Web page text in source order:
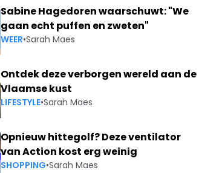
Sabine Hagedoren waarschuwt: "We
gaan echt puffen en zweten"
WEER•Sarah Maes
Ontdek deze verborgen wereld aan de
Vlaamse kust
LIFESTYLE•Sarah Maes
Opnieuw hittegolf? Deze ventilator
van Action kost erg weinig
SHOPPING•Sarah Maes